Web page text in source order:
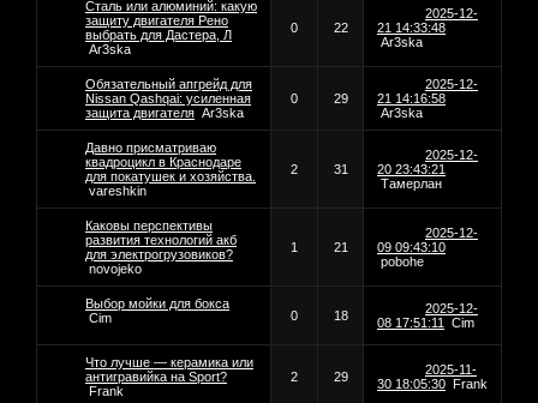
Сталь или алюминий: какую
защиту двигателя Рено
выбрать для Дастера, Л
Ar3ska
0 22
2025-12-
21 14:33:48
Ar3ska
Обязательный апгрейд для
Nissan Qashqai: усиленная
защита двигателя Ar3ska
0 29
2025-12-
21 14:16:58
Ar3ska
Давно присматриваю
квадроцикл в Краснодаре
для покатушек и хозяйства.
vareshkin
2 31
2025-12-
20 23:43:21
Тамерлан
Каковы перспективы
развития технологий акб
для электрогрузовиков?
novojeko
1 21
2025-12-
09 09:43:10
pobohe
Выбор мойки для бокса
Cim
0 18
2025-12-
08 17:51:11
Cim
Что лучше — керамика или
антигравийка на Sport?
Frank
2 29
2025-11-
30 18:05:30 Frank